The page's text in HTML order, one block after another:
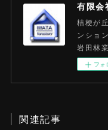
有限会
桔梗が
ンショ
岩田林
フォ
関連記事